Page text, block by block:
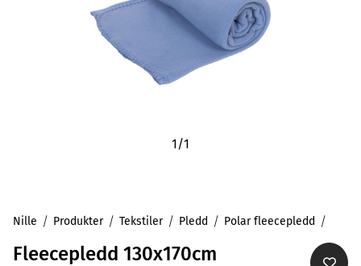
1/1
Nille Produkter Tekstiler Pledd Polar fleecepledd
Fleecepledd 130x170cm